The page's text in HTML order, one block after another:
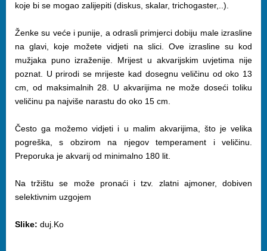
koje bi se mogao zalijepiti (diskus, skalar, trichogaster,..).
Ženke su veće i punije, a odrasli primjerci dobiju male izrasline
na glavi, koje možete vidjeti na slici. Ove izrasline su kod
mužjaka puno izraženije. Mrijest u akvarijskim uvjetima nije
poznat. U prirodi se mrijeste kad dosegnu veličinu od oko 13
cm, od maksimalnih 28. U akvarijima ne može doseći toliku
veličinu pa najviše narastu do oko 15 cm.
Često ga možemo vidjeti i u malim akvarijima, što je velika
pogreška, s obzirom na njegov temperament i veličinu.
Preporuka je akvarij od minimalno 180 lit.
Na tržištu se može pronaći i tzv. zlatni ajmoner, dobiven
selektivnim uzgojem
Slike: duj.Ko